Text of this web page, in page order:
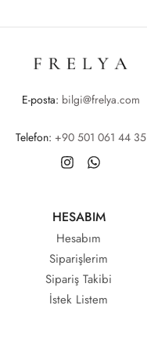
E-posta: bilgi@frelya.com
Telefon: +90 501 061 44 35
HESABIM
Hesabım
Siparişlerim
Sipariş Takibi
İstek Listem